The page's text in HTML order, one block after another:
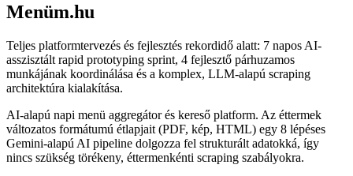
Menüm.hu
Teljes platformtervezés és fejlesztés rekordidő alatt: 7 napos AI-
asszisztált rapid prototyping sprint, 4 fejlesztő párhuzamos
munkájának koordinálása és a komplex, LLM-alapú scraping
architektúra kialakítása.
AI-alapú napi menü aggregátor és kereső platform. Az éttermek
változatos formátumú étlapjait (PDF, kép, HTML) egy 8 lépéses
Gemini-alapú AI pipeline dolgozza fel strukturált adatokká, így
nincs szükség törékeny, éttermenkénti scraping szabályokra.